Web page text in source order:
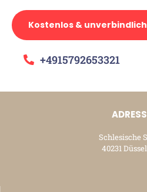
Kostenlos &
+4915792653321
Schlesische
40231